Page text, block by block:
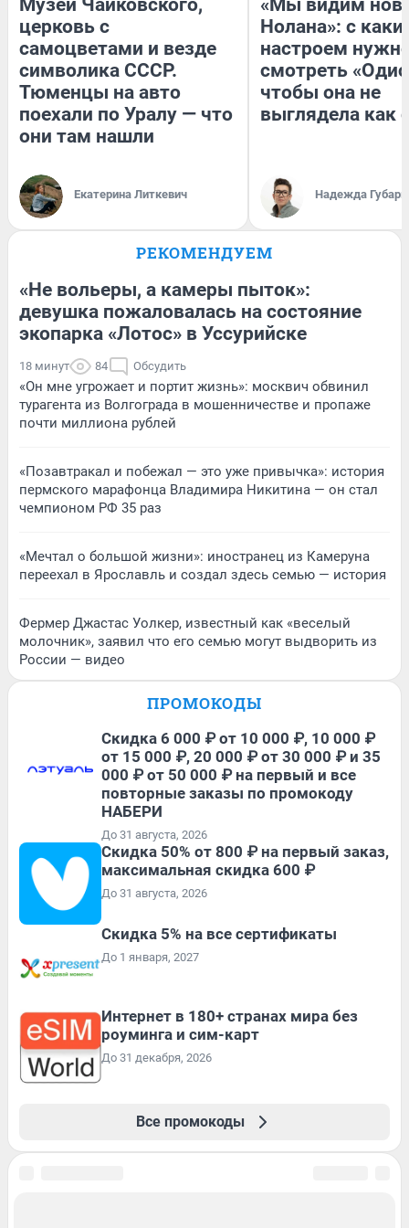
церковь с
самоцветами и везде
символика СССР.
Тюменцы на авто
поехали по Уралу — что
они там нашли
Екатерина Литкевич
Нолана»: с
настроем
смотреть
чтобы она не
выглядела как
Надежда Губарь
РЕКОМЕНДУЕМ
«Не вольеры, а камеры пыток»:
девушка пожаловалась на состояние
экопарка «Лотос» в Уссурийске
18 минут 84 Обсудить
«Он мне угрожает и портит жизнь»: москвич обвинил
турагента из Волгограда в мошенничестве и пропаже
почти миллиона рублей
«Позавтракал и побежал — это уже привычка»: история
пермского марафонца Владимира Никитина — он стал
чемпионом РФ 35 раз
«Мечтал о большой жизни»: иностранец из Камеруна
переехал в Ярославль и создал здесь семью — история
Фермер Джастас Уолкер, известный как «веселый
молочник», заявил что его семью могут выдворить из
России — видео
ПРОМОКОДЫ
Скидка 6 000 ₽ от 10 000 ₽, 10 000 ₽
от 15 000 ₽, 20 000 ₽ от 30 000 ₽ и 35
000 ₽ от 50 000 ₽ на первый и все
повторные заказы по промокоду
НАБЕРИ
До 31 августа, 2026
Скидка 50% от 800 ₽ на первый заказ,
максимальная скидка 600 ₽
До 31 августа, 2026
Скидка 5% на все сертификаты
До 1 января, 2027
Интернет в 180+ странах мира без
роуминга и сим-карт
До 31 декабря, 2026
Все промокоды